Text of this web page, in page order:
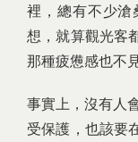
裡，總有不少滄
想，就算觀光客
那種疲憊感也不
事實上，沒有人
受保護，也該要